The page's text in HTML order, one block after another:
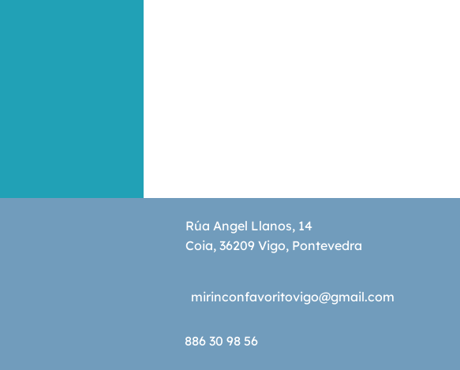
Rúa Angel Llanos, 14
Coia, 36209 Vigo, Pontevedra
mirinconfavoritovigo@gmail.com
886 30 98 56